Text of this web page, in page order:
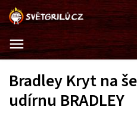
Bradley Kryt na
udírnu BRADLEY